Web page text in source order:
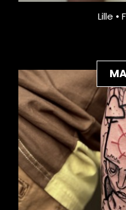
Lille •